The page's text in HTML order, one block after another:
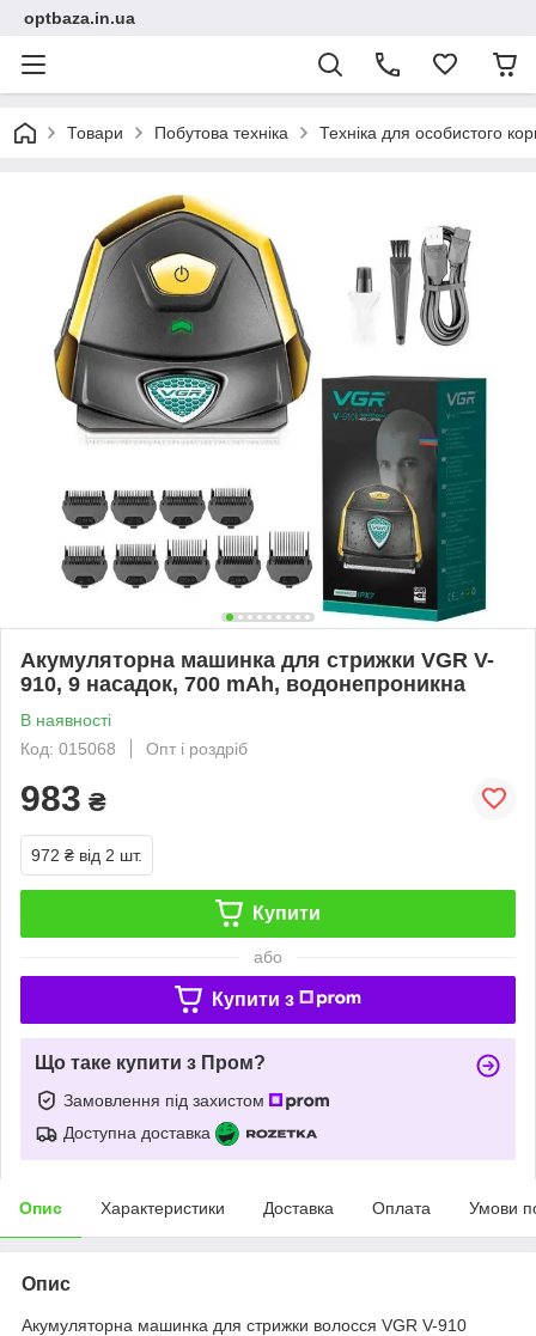
optbaza.in.ua
Товари Побутова техніка Техніка для особистого
Акумуляторна машинка для стрижки VGR V-
910, 9 насадок, 700 mAh, водонепроникна
В наявності
Код: 015068
Опт і роздріб
983 ₴
972 ₴ від 2 шт.
Купити
або
Купити з
Що таке купити з Пром?
Замовлення під захистом
Доступна доставка
Опис Характеристики Доставка Оплата Умови
Опис
Акумуляторна машинка для стрижки волосся VGR V-910